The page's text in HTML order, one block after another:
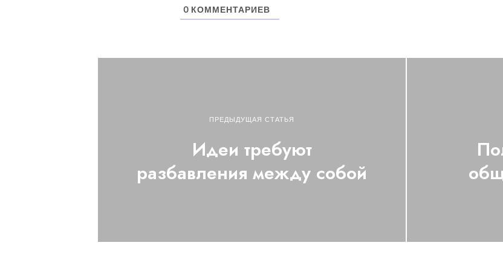
0 КОММЕНТАРИЕВ
ПРЕДЫДУЩАЯ СТАТЬЯ
Идеи требуют
разбавления между собой